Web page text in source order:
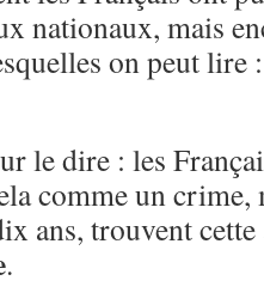
nationaux, mais
on peut
le dire : les
comme un crime,
ans, trouvent
.